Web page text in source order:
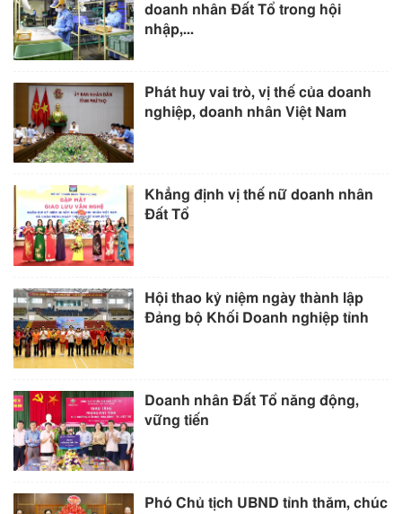
doanh nhân Đất Tổ trong hội
nhập,...
Phát huy vai trò, vị thế của doanh
nghiệp, doanh nhân Việt Nam
Khẳng định vị thế nữ doanh nhân
Đất Tổ
Hội thao kỷ niệm ngày thành lập
Đảng bộ Khối Doanh nghiệp tỉnh
Doanh nhân Đất Tổ năng động,
vững tiến
Phó Chủ tịch UBND tỉnh thăm, chúc